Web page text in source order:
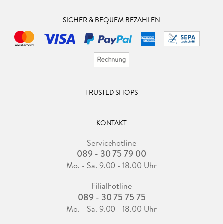
SICHER & BEQUEM BEZAHLEN
TRUSTED SHOPS
KONTAKT
Servicehotline
089 - 30 75 79 00
Mo. - Sa. 9.00 - 18.00 Uhr
Filialhotline
089 - 30 75 75 75
Mo. - Sa. 9.00 - 18.00 Uhr